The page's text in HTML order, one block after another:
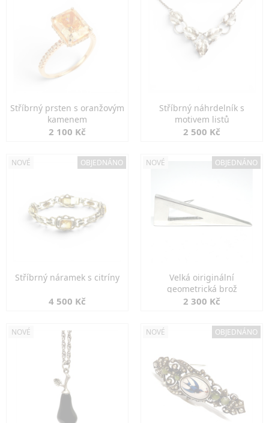
Stříbrný prsten s oranžovým
kamenem
2 100 Kč
Stříbrný náhrdelník s
motivem listů
2 500 Kč
NOVÉ OBJEDNÁNO
Stříbrný náramek s citríny
4 500 Kč
NOVÉ OBJEDNÁNO
Velká oiriginální
geometrická brož
2 300 Kč
NOVÉ NOVÉ OBJEDNÁNO